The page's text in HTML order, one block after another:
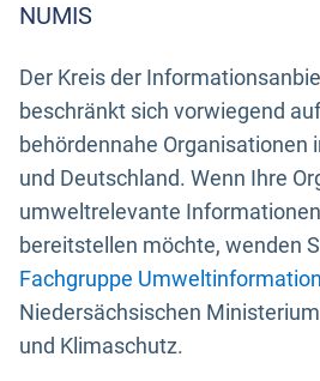
NUMIS
Der Kreis der
beschränkt sich vorwiegend
behördennahe Organisationen
und Deutschland. Wenn Ihre
umweltrelevante
bereitstellen möchte, wenden
Fachgruppe
Niedersächsischen
und Klimaschutz.